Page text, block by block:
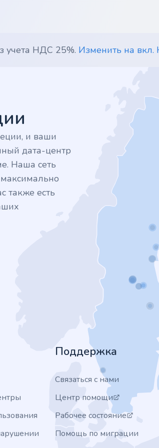
учета НДС 25%. Изменить на
и ваши
дата-центр
Наша сеть
также есть
Поддержка
Связаться с нами
Центр помощи
Рабочее состояние
Помощь по миграции